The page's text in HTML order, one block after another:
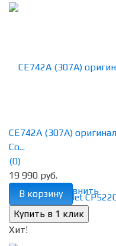
избранное сравнить
CE742A (307A)
Co...
(0)
19 990 руб.
В корзину
Хит!